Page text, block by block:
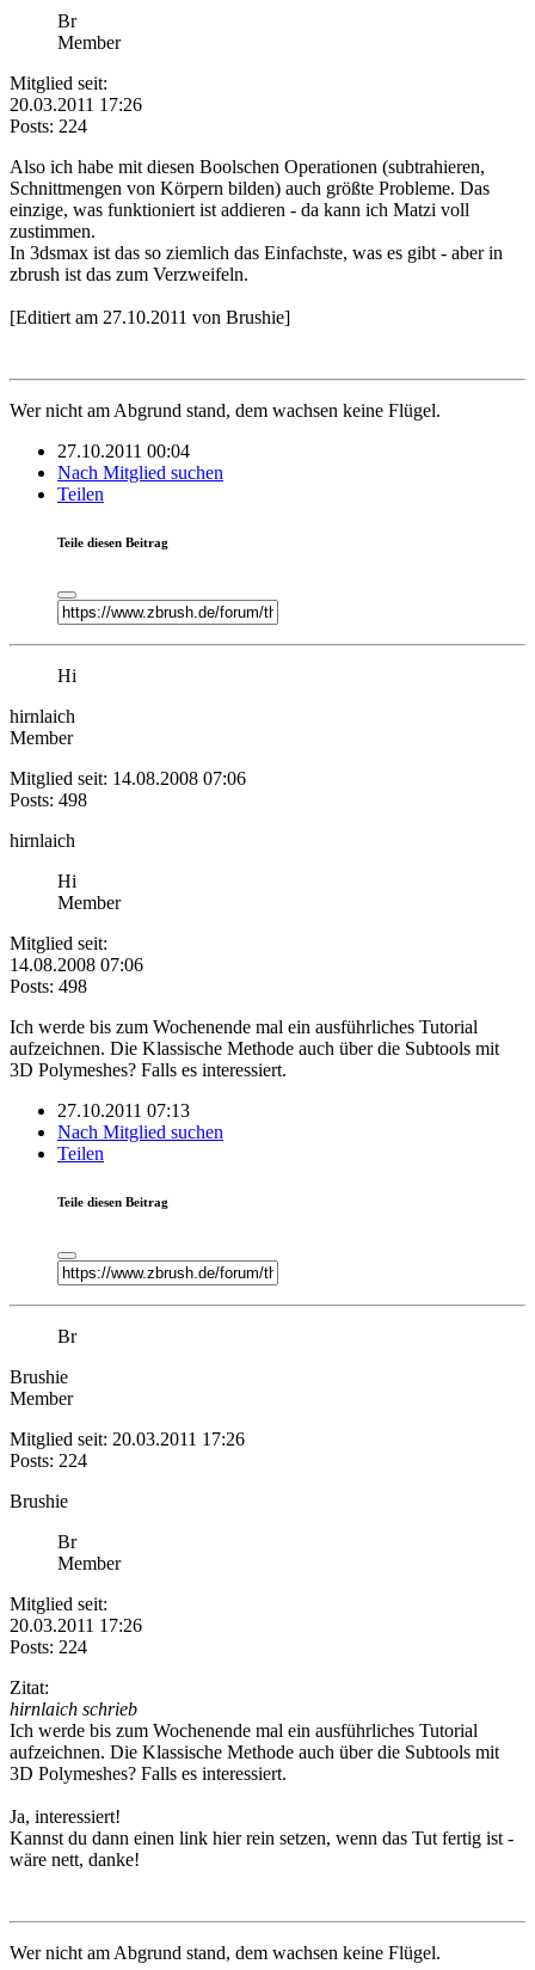
Br
Member
Mitglied seit:
20.03.2011 17:26
Posts: 224
Also ich habe mit diesen Boolschen Operationen (subtrahieren,
Schnittmengen von Körpern bilden) auch größte Probleme. Das
einzige, was funktioniert ist addieren - da kann ich Matzi voll
zustimmen.
In 3dsmax ist das so ziemlich das Einfachste, was es gibt - aber in
zbrush ist das zum Verzweifeln.
[Editiert am 27.10.2011 von Brushie]
Wer nicht am Abgrund stand, dem wachsen keine Flügel.
27.10.2011 00:04
Nach Mitglied suchen
Teilen
Teile diesen Beitrag
Hi
hirnlaich
Member
Mitglied seit: 14.08.2008 07:06
Posts: 498
hirnlaich
Hi
Member
Mitglied seit:
14.08.2008 07:06
Posts: 498
Ich werde bis zum Wochenende mal ein ausführliches Tutorial
aufzeichnen. Die Klassische Methode auch über die Subtools mit
3D Polymeshes? Falls es interessiert.
27.10.2011 07:13
Nach Mitglied suchen
Teilen
Teile diesen Beitrag
Br
Brushie
Member
Mitglied seit: 20.03.2011 17:26
Posts: 224
Brushie
Br
Member
Mitglied seit:
20.03.2011 17:26
Posts: 224
Zitat:
hirnlaich schrieb
Ich werde bis zum Wochenende mal ein ausführliches Tutorial
aufzeichnen. Die Klassische Methode auch über die Subtools mit
3D Polymeshes? Falls es interessiert.
Ja, interessiert!
Kannst du dann einen link hier rein setzen, wenn das Tut fertig ist -
wäre nett, danke!
Wer nicht am Abgrund stand, dem wachsen keine Flügel.